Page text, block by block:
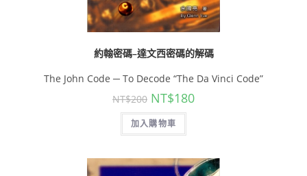
約翰密碼–達文西密碼的解碼
The John Code ─ To Decode “The Da Vinci Code”
NT$200 NT$180
加入購物車